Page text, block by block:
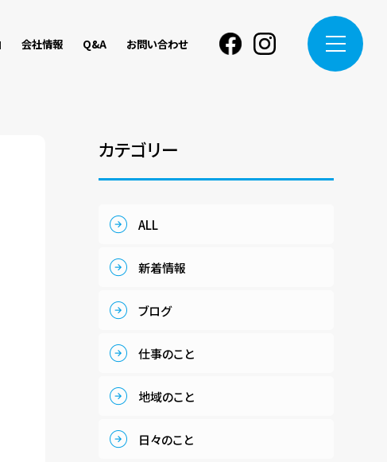
会社情報 Q&A お問い合わせ Facebookinstagram
カテゴリー
ALL
新着情報
ブログ
仕事のこと
地域のこと
日々のこと